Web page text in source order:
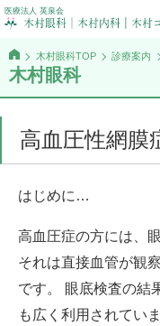
医療法人 英泉会
木村眼科TOP 診療案内
木村眼科
高血圧性網膜
はじめに…
高血圧症の方には、
それは直接血管が観
です。 眼底検査の結
も広く利用されていま